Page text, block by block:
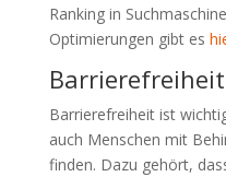
Ranking in
Optimierungen gibt es
Barrierefreiheit ist
auch Menschen mit
finden. Dazu gehört,